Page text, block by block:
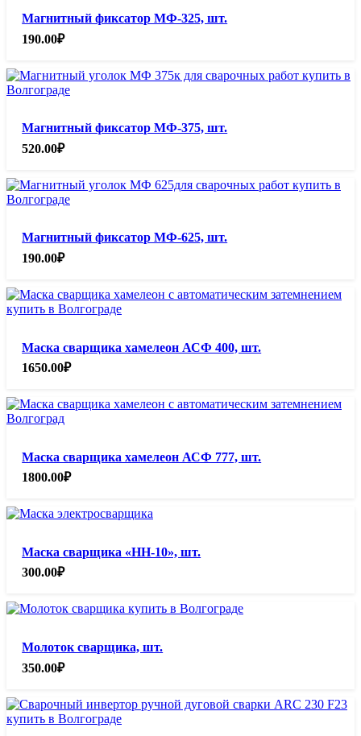
Магнитный фиксатор МФ-325, шт.
190.00₽
Магнитный фиксатор МФ-375, шт.
520.00₽
Магнитный фиксатор МФ-625, шт.
190.00₽
Маска сварщика хамелеон АСФ 400, шт.
1650.00₽
Маска сварщика хамелеон АСФ 777, шт.
1800.00₽
Маска сварщика «НН-10», шт.
300.00₽
Молоток сварщика, шт.
350.00₽